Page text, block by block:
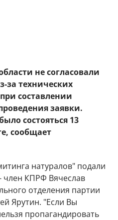
не согласовали
за технических
составлении
заявки.
состояться 13
сообщает
натуралов" подали
член КПРФ Вячеслав
отделения партии
Ярутин. "Если Вы
пропагандировать